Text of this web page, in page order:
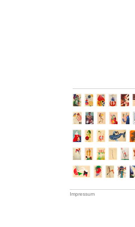
Impressum